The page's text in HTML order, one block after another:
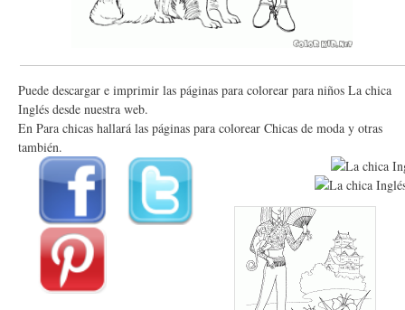
Puede descargar e imprimir las páginas para colorear para niños La chica
Inglés desde nuestra web.
En Para chicas hallará las páginas para colorear Chicas de moda y otras
también.